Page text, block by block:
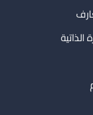
الذاتية